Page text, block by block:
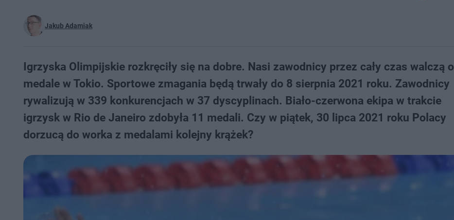
Jakub Adamiak
Igrzyska Olimpijskie rozkręciły się na dobre. Nasi zawodnicy przez cały czas walczą o
medale w Tokio. Sportowe zmagania będą trwały do 8 sierpnia 2021 roku. Zawodnicy
rywalizują w 339 konkurencjach w 37 dyscyplinach. Biało-czerwona ekipa w trakcie
igrzysk w Rio de Janeiro zdobyła 11 medali. Czy w piątek, 30 lipca 2021 roku Polacy
dorzucą do worka z medalami kolejny krążek?